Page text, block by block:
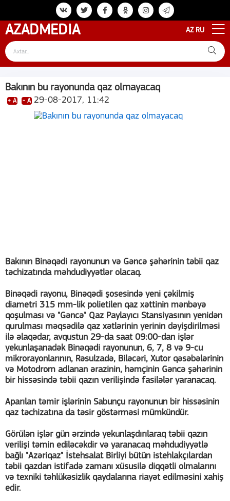
AZADMEDIA AZ RU
Bakının bu rayonunda qaz olmayacaq
+ A - A 29-08-2017, 11:42
Bakının Binəqədi rayonunun və Gəncə şəhərinin təbii qaz
təchizatında məhdudiyyətlər olacaq.
Binəqədi rayonu, Binəqədi şosesində yeni çəkilmiş
diametri 315 mm-lik polietilen qaz xəttinin mənbəyə
qoşulması və "Gəncə" Qaz Paylayıcı Stansiyasının yenidən
qurulması məqsədilə qaz xətlərinin yerinin dəyişdirilməsi
ilə əlaqədar, avqustun 29-da saat 09:00-dan işlər
yekunlaşanadək Binəqədi rayonunun, 6, 7, 8 və 9-cu
mikrorayonlarının, Rəsulzadə, Biləcəri, Xutor qəsəbələrinin
və Motodrom adlanan ərazinin, həmçinin Gəncə şəhərinin
bir hissəsində təbii qazın verilişində fasilələr yaranacaq.
Aparılan təmir işlərinin Sabunçu rayonunun bir hissəsinin
qaz təchizatına da təsir göstərməsi mümkündür.
Görülən işlər gün ərzində yekunlaşdırılaraq təbii qazın
verilişi təmin ediləcəkdir və yaranacaq məhdudiyyətlə
bağlı "Azəriqaz" İstehsalat Birliyi bütün istehlakçılardan
təbii qazdan istifadə zamanı xüsusilə diqqətli olmalarını
və texniki təhlükəsizlik qaydalarına riayət edilməsini xahiş
edir.